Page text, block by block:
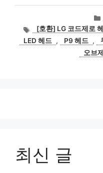
태
그
[호환] LG 코드제로
LED 헤드 , P9 헤드 ,
오브
최신 글